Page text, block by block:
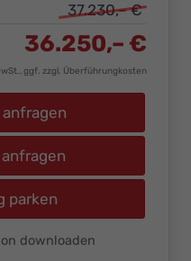
37.230,– €
36.250,– €
ggf. zzgl. Überführungkosten
parken
downloaden